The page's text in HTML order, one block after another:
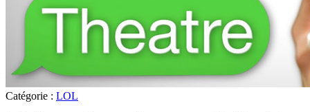
Catégorie : LOL